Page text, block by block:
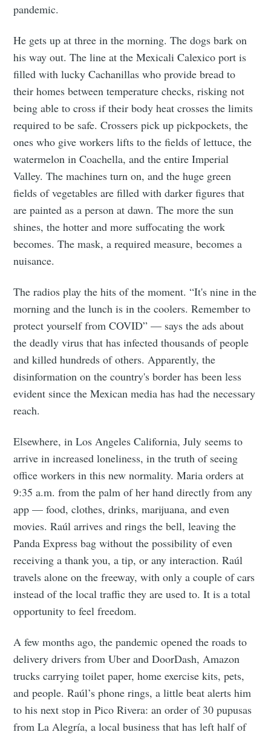
pandemic.
He gets up at three in the morning. The dogs bark on
his way out. The line at the Mexicali Calexico port is
filled with lucky Cachanillas who provide bread to
their homes between temperature checks, risking not
being able to cross if their body heat crosses the limits
required to be safe. Crossers pick up pickpockets, the
ones who give workers lifts to the fields of lettuce, the
watermelon in Coachella, and the entire Imperial
Valley. The machines turn on, and the huge green
fields of vegetables are filled with darker figures that
are painted as a person at dawn. The more the sun
shines, the hotter and more suffocating the work
becomes. The mask, a required measure, becomes a
nuisance.
The radios play the hits of the moment. “It's nine in the
morning and the lunch is in the coolers. Remember to
protect yourself from COVID” — says the ads about
the deadly virus that has infected thousands of people
and killed hundreds of others. Apparently, the
disinformation on the country's border has been less
evident since the Mexican media has had the necessary
reach.
Elsewhere, in Los Angeles California, July seems to
arrive in increased loneliness, in the truth of seeing
office workers in this new normality. Maria orders at
9:35 a.m. from the palm of her hand directly from any
app — food, clothes, drinks, marijuana, and even
movies. Raúl arrives and rings the bell, leaving the
Panda Express bag without the possibility of even
receiving a thank you, a tip, or any interaction. Raúl
travels alone on the freeway, with only a couple of cars
instead of the local traffic they are used to. It is a total
opportunity to feel freedom.
A few months ago, the pandemic opened the roads to
delivery drivers from Uber and DoorDash, Amazon
trucks carrying toilet paper, home exercise kits, pets,
and people. Raúl’s phone rings, a little beat alerts him
to his next stop in Pico Rivera: an order of 30 pupusas
from La Alegría, a local business that has left half of